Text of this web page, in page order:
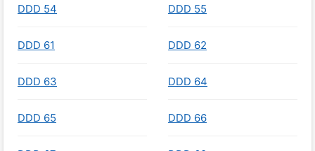
DDD 54 DDD 55
DDD 61 DDD 62
DDD 63 DDD 64
DDD 65 DDD 66